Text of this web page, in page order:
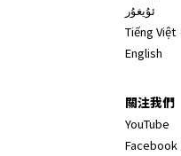
ئۇيغۇر
Tiếng Việt
English
關注我們
YouTube
Facebook